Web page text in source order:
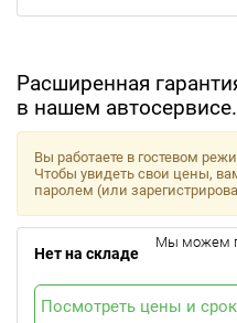
Расширенная
в нашем автосервисе.
Вы работаете в гостевом
Чтобы увидеть свои цены,
паролем (или
Нет на складе
Мы можем
Посмотреть цены и